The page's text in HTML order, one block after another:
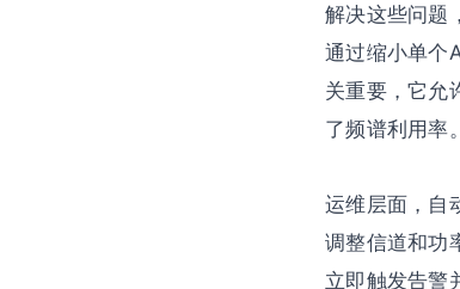
解决这些问题
通过缩小单个
关重要，它允
了频谱利用率。
运维层面，自
调整信道和功
立即触发告警